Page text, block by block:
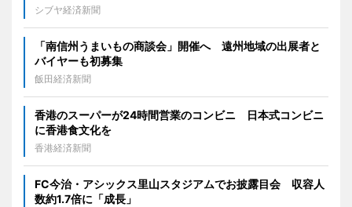
シブヤ経済新聞
「南信州うまいもの商談会」開催へ 遠州地域の出展者と
バイヤーも初募集
飯田経済新聞
香港のスーパーが24時間営業のコンビニ 日本式コンビニ
に香港食文化を
香港経済新聞
FC今治・アシックス里山スタジアムでお披露目会 収容人
数約1.7倍に「成長」